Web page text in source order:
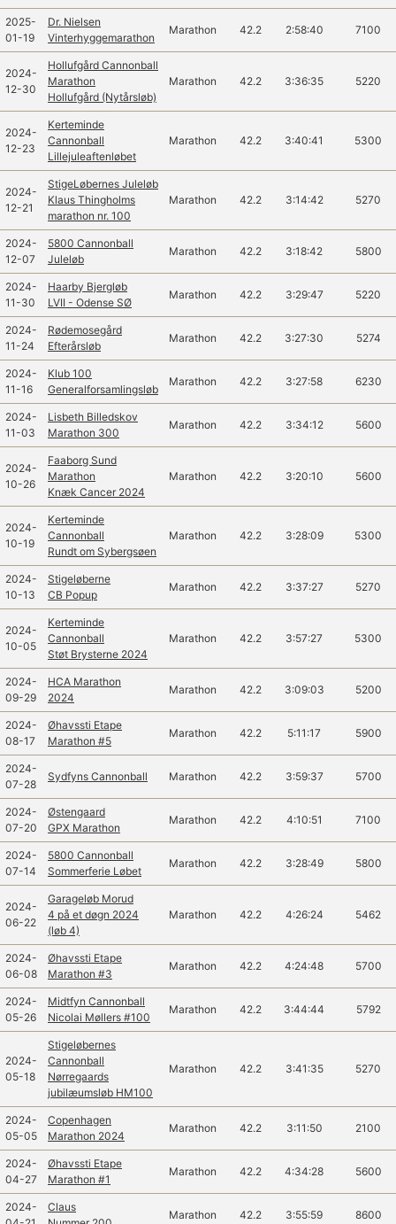
2025-
01-19
Dr. Nielsen
Vinterhyggemarathon
Marathon 42.2 2:58:40 7100
2024-
12-30
Hollufgård Cannonball
Marathon
Hollufgård (Nytårsløb)
Marathon 42.2 3:36:35 5220
2024-
12-23
Kerteminde
Cannonball
Lillejuleaftenløbet
Marathon 42.2 3:40:41 5300
2024-
12-21
StigeLøbernes Juleløb
Klaus Thingholms
marathon nr. 100
Marathon 42.2 3:14:42 5270
2024-
12-07
5800 Cannonball
Juleløb
Marathon 42.2 3:18:42 5800
2024-
11-30
Haarby Bjergløb
LVII - Odense SØ
Marathon 42.2 3:29:47 5220
2024-
11-24
Rødemosegård
Efterårsløb
Marathon 42.2 3:27:30 5274
2024-
11-16
Klub 100
Generalforsamlingsløb
Marathon 42.2 3:27:58 6230
2024-
11-03
Lisbeth Billedskov
Marathon 300
Marathon 42.2 3:34:12 5600
2024-
10-26
Faaborg Sund
Marathon
Knæk Cancer 2024
Marathon 42.2 3:20:10 5600
2024-
10-19
Kerteminde
Cannonball
Rundt om Sybergsøen
Marathon 42.2 3:28:09 5300
2024-
10-13
Stigeløberne
CB Popup
Marathon 42.2 3:37:27 5270
2024-
10-05
Kerteminde
Cannonball
Støt Brysterne 2024
Marathon 42.2 3:57:27 5300
2024-
09-29
HCA Marathon
2024
Marathon 42.2 3:09:03 5200
2024-
08-17
Øhavssti Etape
Marathon #5
Marathon 42.2 5:11:17 5900
2024-
07-28
Sydfyns Cannonball Marathon 42.2 3:59:37 5700
2024-
07-20
Østengaard
GPX Marathon
Marathon 42.2 4:10:51 7100
2024-
07-14
5800 Cannonball
Sommerferie Løbet
Marathon 42.2 3:28:49 5800
2024-
06-22
Garageløb Morud
4 på et døgn 2024
(løb 4)
Marathon 42.2 4:26:24 5462
2024-
06-08
Øhavssti Etape
Marathon #3
Marathon 42.2 4:24:48 5700
2024-
05-26
Midtfyn Cannonball
Nicolai Møllers #100
Marathon 42.2 3:44:44 5792
2024-
05-18
Stigeløbernes
Cannonball
Nørregaards
jubilæumsløb HM100
Marathon 42.2 3:41:35 5270
2024-
05-05
Copenhagen
Marathon 2024
Marathon 42.2 3:11:50 2100
2024-
04-27
Øhavssti Etape
Marathon #1
Marathon 42.2 4:34:28 5600
2024-
Claus
Marathon 42.2 3:55:59 8600